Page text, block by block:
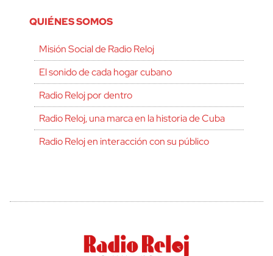
QUIÉNES SOMOS
Misión Social de Radio Reloj
El sonido de cada hogar cubano
Radio Reloj por dentro
Radio Reloj, una marca en la historia de Cuba
Radio Reloj en interacción con su público